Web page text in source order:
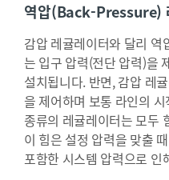
역압(Back-Pressure)
감압 레귤레이터와 달리
는 입구 압력(전단 압력)을
설치됩니다. 반면, 감압 레
을 제어하며 보통 라인의
종류의 레귤레이터는 모두
이 힘은 설정 압력을 맞출
포함한 시스템 압력으로 인